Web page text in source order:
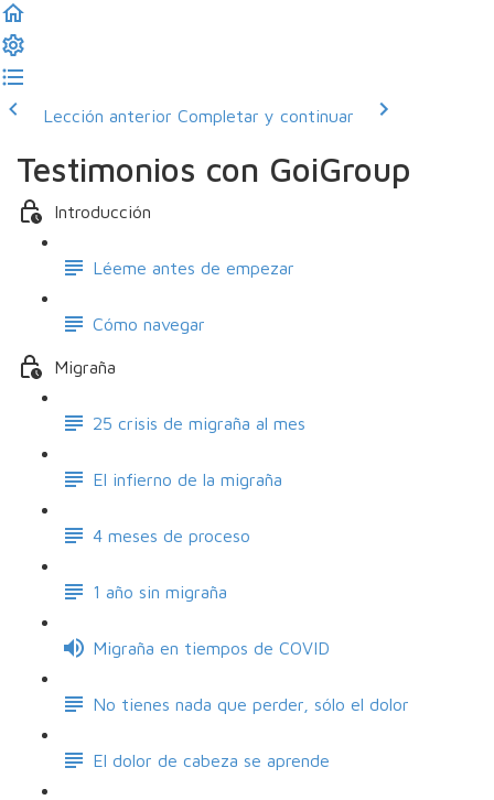
Lección anterior Completar y continuar
Testimonios con GoiGroup
Introducción
Léeme antes de empezar
Cómo navegar
Migraña
25 crisis de migraña al mes
El infierno de la migraña
4 meses de proceso
1 año sin migraña
Migraña en tiempos de COVID
No tienes nada que perder, sólo el dolor
El dolor de cabeza se aprende